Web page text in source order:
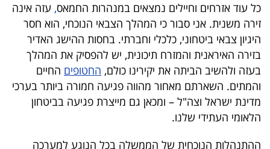
כל עוד אזרחים וחיילים נמצאים במנהרות החמאס, עזה אינה
זירה משנית. אני סבור כי המהלך הצבאי הנוכחי, הוא חסר
היגיון צבאי ביטחוני, כלכלי וחברתי. בחסות ההישג האדיר
בזירה האיראנית והמזרח תיכונית, יש להפסיק את המהלך
בעזה ולהשיב הביתה את יקירינו כולם, החטופים החיים
והמתים. השארתם מאחור מהווה פגיעה חמורה ביותר בערכי
מדינת ישראל וצה"ל – ומכאן גם מייצרת פגיעה בביטחון
הלאומי העתידי שלנו.
ההתנהלות הנוכחית של הממשלה בכל הנוגע למערכה